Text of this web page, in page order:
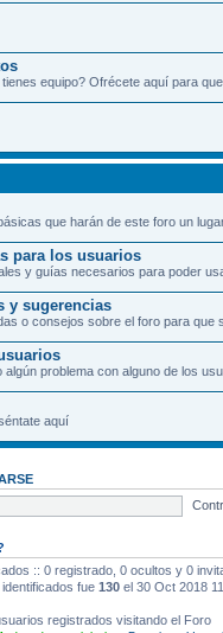
equipo? Ofrécete aquí para
que harán de este foro un
para los usuarios
y guías necesarios para poder
y sugerencias
o consejos sobre el foro para que
algún problema con alguno de los
aquí
:: 0 registrado, 0 ocultos y 0
fue 130 el 30 Oct 2018
registrados visitando el Foro